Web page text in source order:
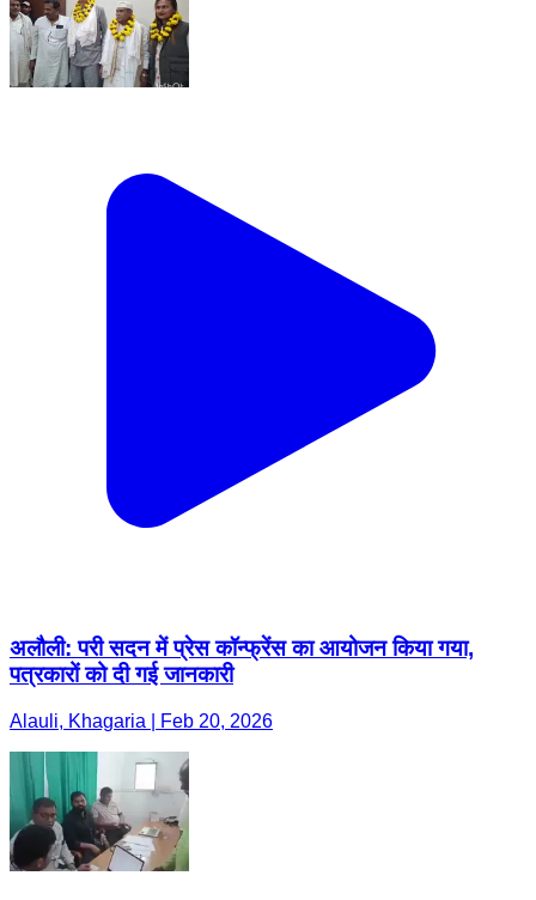
अलौली: परी सदन में प्रेस कॉन्फ्रेंस का आयोजन किया गया,
पत्रकारों को दी गई जानकारी
Alauli, Khagaria | Feb 20, 2026